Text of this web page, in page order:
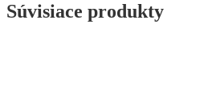
Súvisiace produkty